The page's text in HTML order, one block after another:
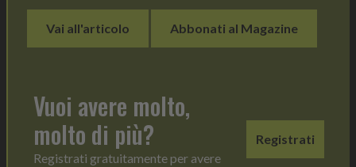
Vai all'articolo Abbonati al Magazine
Vuoi avere molto,
molto di più?
Registrati gratuitamente per avere
Registrati